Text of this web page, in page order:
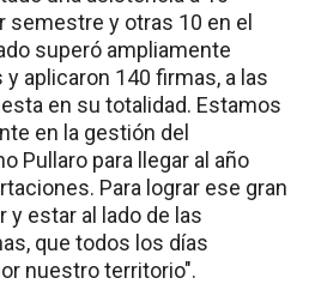
semestre y otras 10 en el
superó ampliamente
aplicaron 140 firmas, a las
en su totalidad. Estamos
en la gestión del
Pullaro para llegar al año
Para lograr ese gran
y estar al lado de las
que todos los días
nuestro territorio".